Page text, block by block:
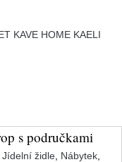
KAVE HOME KAELI
s područkami
Jídelní židle Nábytek